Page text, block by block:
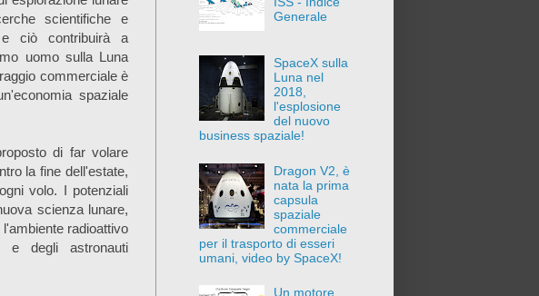
scientifiche e
e ciò contribuirà a
uomo sulla Luna
commerciale è
spaziale
di far volare
la fine dell'estate,
volo. I potenziali
scienza lunare,
radioattivo
e degli astronauti
Generale
SpaceX sulla
Luna nel
2018,
l'esplosione
del nuovo
business spaziale!
Dragon V2, è
nata la prima
capsula
spaziale
commerciale
per il trasporto di esseri
umani, video by SpaceX!
Un motore